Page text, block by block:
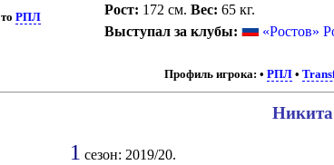
РПЛ
Рост: 172 см.Вес: 65 кг.
Выступал за клубы:
«Ростов»
Профиль игрока: •РПЛ •
Никита
1 сезон: 2019/20.